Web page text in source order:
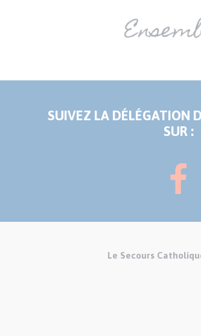
SUIVEZ LA DÉLÉGATION
SUR :
Le Secours